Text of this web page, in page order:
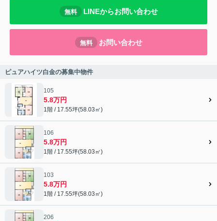
無料 LINEからお問い合わせ
無料 お問い合わせ
ピュアハイツ白金の募集中物件
105
5.8万円
1階 / 17.55坪(58.03㎡)
106
5.8万円
1階 / 17.55坪(58.03㎡)
103
5.8万円
1階 / 17.55坪(58.03㎡)
206